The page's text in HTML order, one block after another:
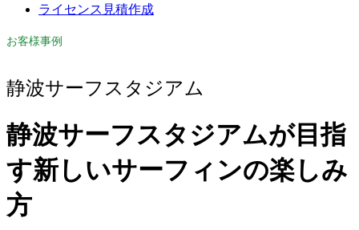
ライセンス見積作成
お客様事例
静波サーフスタジアム
静波サーフスタジアムが目指
す新しいサーフィンの楽しみ
方